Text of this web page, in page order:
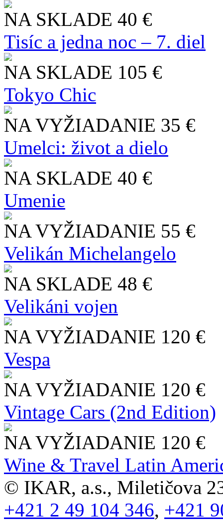
NA SKLADE 40 €
Tisíc a jedna noc – 7. diel
NA SKLADE 105 €
Tokyo Chic
NA VYŽIADANIE 35 €
Umelci: život a dielo
NA SKLADE 40 €
Umenie
NA VYŽIADANIE 55 €
Velikán Michelangelo
NA SKLADE 48 €
Velikáni vojen
NA VYŽIADANIE 120 €
Vespa
NA VYŽIADANIE 120 €
Vintage Cars (2nd Edition)
NA VYŽIADANIE 120 €
Wine & Travel Latin
© IKAR, a.s., Miletičova
+421 2 49 104 346, +421